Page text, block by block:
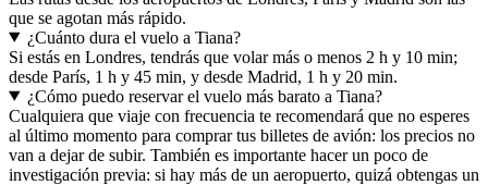
que se agotan más rápido.
¿Cuánto dura el vuelo a Tiana?
Si estás en Londres, tendrás que volar más o menos 2 h y 10 min;
desde París, 1 h y 45 min, y desde Madrid, 1 h y 20 min.
¿Cómo puedo reservar el vuelo más barato a Tiana?
Cualquiera que viaje con frecuencia te recomendará que no esperes
al último momento para comprar tus billetes de avión: los precios no
van a dejar de subir. También es importante hacer un poco de
investigación previa: si hay más de un aeropuerto, quizá obtengas un